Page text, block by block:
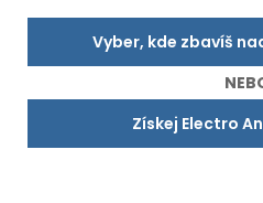
Vyber, kde zbavíš
Získej Electro